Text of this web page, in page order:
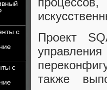
с
с
Проект
также